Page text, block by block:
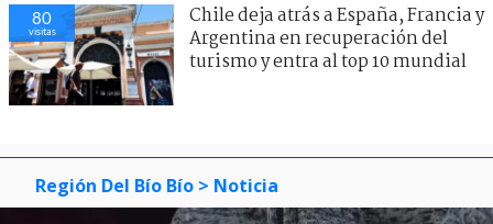
80
visitas
Chile deja atrás a España, Francia y
Argentina en recuperación del
turismo y entra al top 10 mundial
Región Del Bío Bío > Noticia